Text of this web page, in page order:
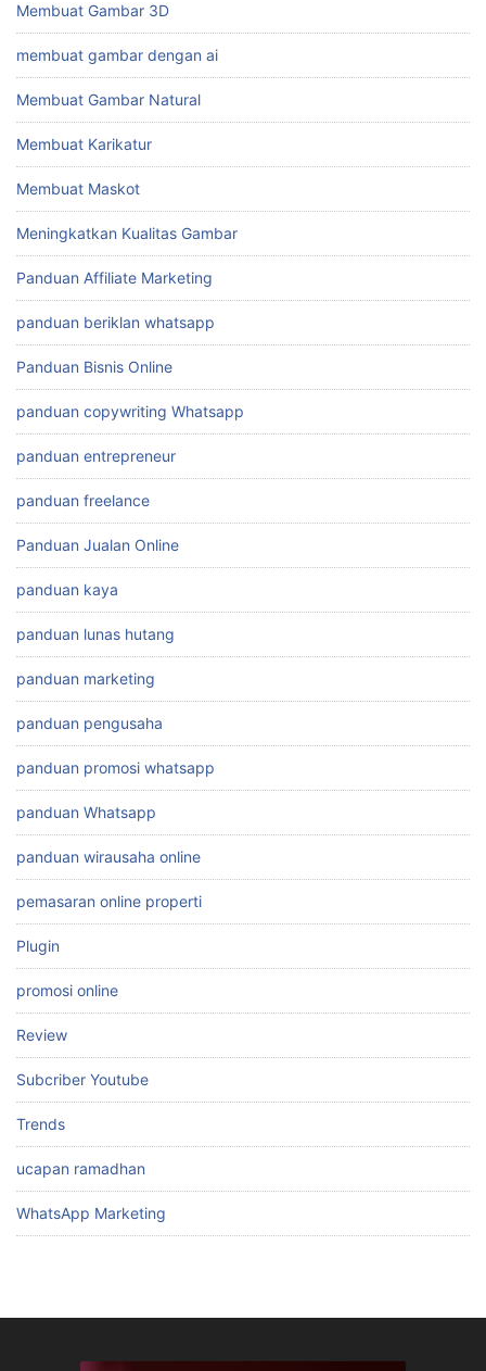
Membuat Gambar 3D
membuat gambar dengan ai
Membuat Gambar Natural
Membuat Karikatur
Membuat Maskot
Meningkatkan Kualitas Gambar
Panduan Affiliate Marketing
panduan beriklan whatsapp
Panduan Bisnis Online
panduan copywriting Whatsapp
panduan entrepreneur
panduan freelance
Panduan Jualan Online
panduan kaya
panduan lunas hutang
panduan marketing
panduan pengusaha
panduan promosi whatsapp
panduan Whatsapp
panduan wirausaha online
pemasaran online properti
Plugin
promosi online
Review
Subcriber Youtube
Trends
ucapan ramadhan
WhatsApp Marketing